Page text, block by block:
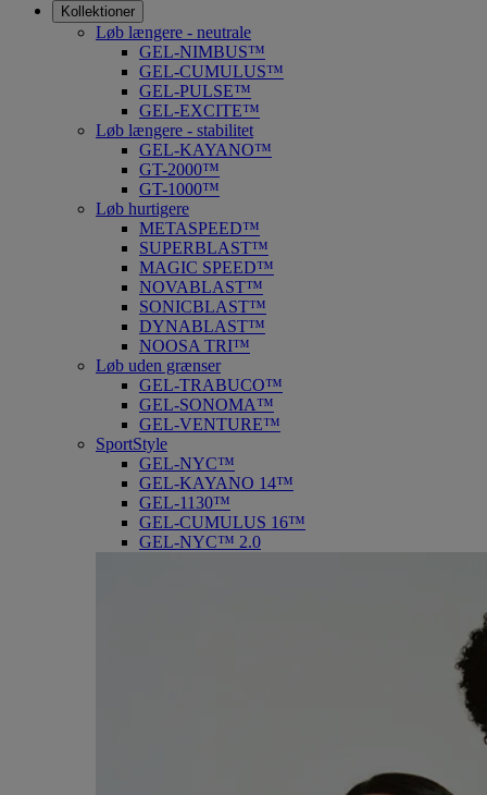
Kollektioner
Løb længere - neutrale
GEL-NIMBUS™
GEL-CUMULUS™
GEL-PULSE™
GEL-EXCITE™
Løb længere - stabilitet
GEL-KAYANO™
GT-2000™
GT-1000™
Løb hurtigere
METASPEED™
SUPERBLAST™
MAGIC SPEED™
NOVABLAST™
SONICBLAST™
DYNABLAST™
NOOSA TRI™
Løb uden grænser
GEL-TRABUCO™
GEL-SONOMA™
GEL-VENTURE™
SportStyle
GEL-NYC™
GEL-KAYANO 14™
GEL-1130™
GEL-CUMULUS 16™
GEL-NYC™ 2.0